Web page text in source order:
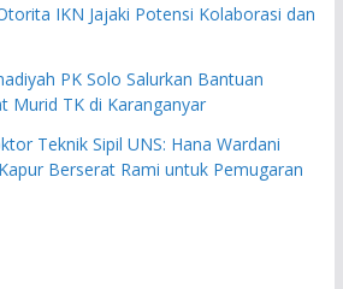
IKN Jajaki Potensi Kolaborasi dan
PK Solo Salurkan Bantuan
Murid TK di Karanganyar
Teknik Sipil UNS: Hana Wardani
Berserat Rami untuk Pemugaran